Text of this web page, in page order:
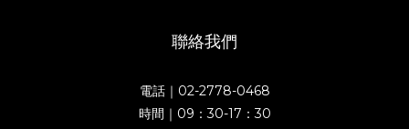
聯絡我們
電話｜02-2778-0468
時間｜09：30-17：30